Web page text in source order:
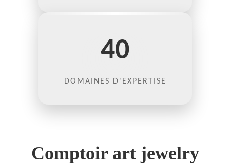
40
DOMAINES D'EXPERTISE
Comptoir art jewelry